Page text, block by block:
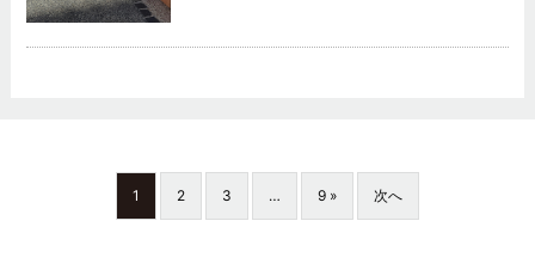
1 2 3 … 9 » 次へ